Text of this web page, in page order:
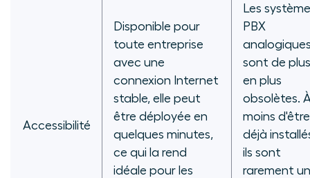
Accessibilité
Disponible pour
toute entreprise
avec une
connexion Internet
stable, elle peut
être déployée en
quelques minutes,
ce qui la rend
idéale pour les
Les
PBX
sont de plus
en plus
obsolètes.
moins d'être
déjà
ils sont
rarement